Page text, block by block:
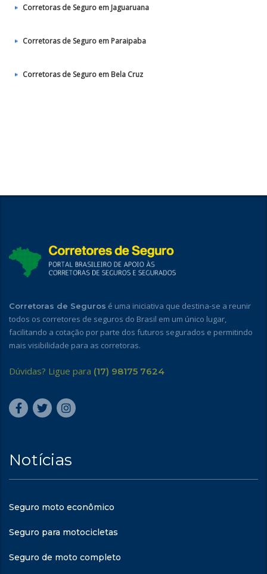
Corretoras de Seguro em Jaguaruana
Corretoras de Seguro em Paraipaba
Corretoras de Seguro em Bela Cruz
Corretoras de Seguros é uma iniciativa que destina-se a reunir
todos os corretores de seguros do Brasil em um único lugar,
facilitando a cotação por parte dos futuros segurados e permitindo
mais visibilidade para as corretoras.
Dúvidas? Ligue para (17) 98175 7624
Notícias
Seguro moto econômico
Seguro para motocicletas
Seguro de moto completo